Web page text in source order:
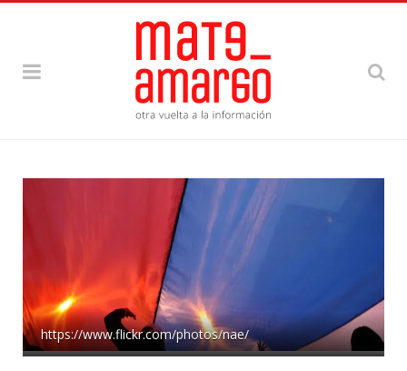
https://www.flickr.com/photos/nae/